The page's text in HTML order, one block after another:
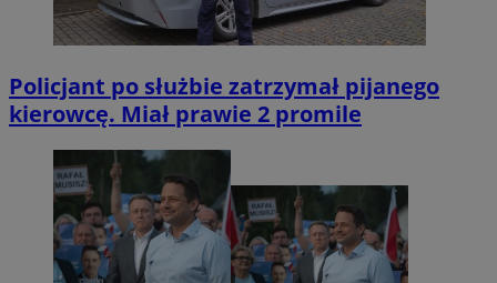
Policjant po służbie zatrzymał pijanego
kierowcę. Miał prawie 2 promile